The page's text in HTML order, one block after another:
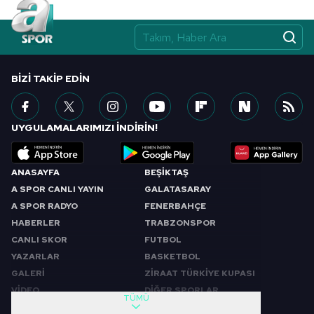
ANASAYFA
A SPOR CANLI YAYIN
A SPOR RADYO
HABERLER
CANLI SKOR
YAZARLAR
GALERİ
VİDEO
BEŞİKTAŞ
GALATASARAY
FENERBAHÇE
TRABZONSPOR
FUTBOL
BASKETBOL
ZİRAAT TÜRKİYE KUPASI
DİĞER SPORLAR
TÜMÜ
BIZI TAKIP EDIN
UYGULAMALARIMIZI İNDİRİN!